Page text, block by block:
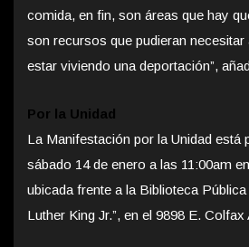
comida, en fin, son áreas que hay
son recursos que pudieran necesitar
estar viviendo una deportación”,
Por la Unidad
La Manifestación por la Unidad está
sábado 14 de enero a las 11:00am
ubicada frente a la Biblioteca Pública
Luther King Jr.”, en el 9898 E.